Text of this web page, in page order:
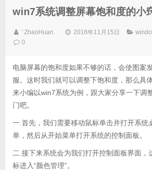
win7系统调整屏幕饱和度的小
' ZhaoHuan 2016年11月15日
0
电脑屏幕的饱和度如果不够的话，会使图案
服。这时我们就可以调整下饱和度，那么具
来小编以win7系统为例，跟大家分享一下调
门吧。
一.首先，我们需要移动鼠标单击并打开系统
单，然后从开始菜单打开系统的控制面板。
二.接下来系统会为我们打开控制面板界面，
标进入“颜色管理”。